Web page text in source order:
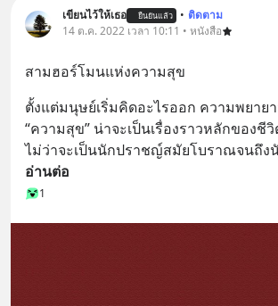
เขียนไว้ให้เธอ ยืนยันแล้ว • ติดตาม
14 ต.ค. 2022 เวลา 10:11 • หนังสือ
สามฮอร์โมนแห่งความสุข
ตั้งแต่มนุษย์เริ่มคิดอะไรออก ความพยาย
“ความสุข” น่าจะเป็นเรื่องราวหลักของชี
ไม่ว่าจะเป็นนักปราชญ์สมัยโบราณจนถึง
อ่านต่อ
1